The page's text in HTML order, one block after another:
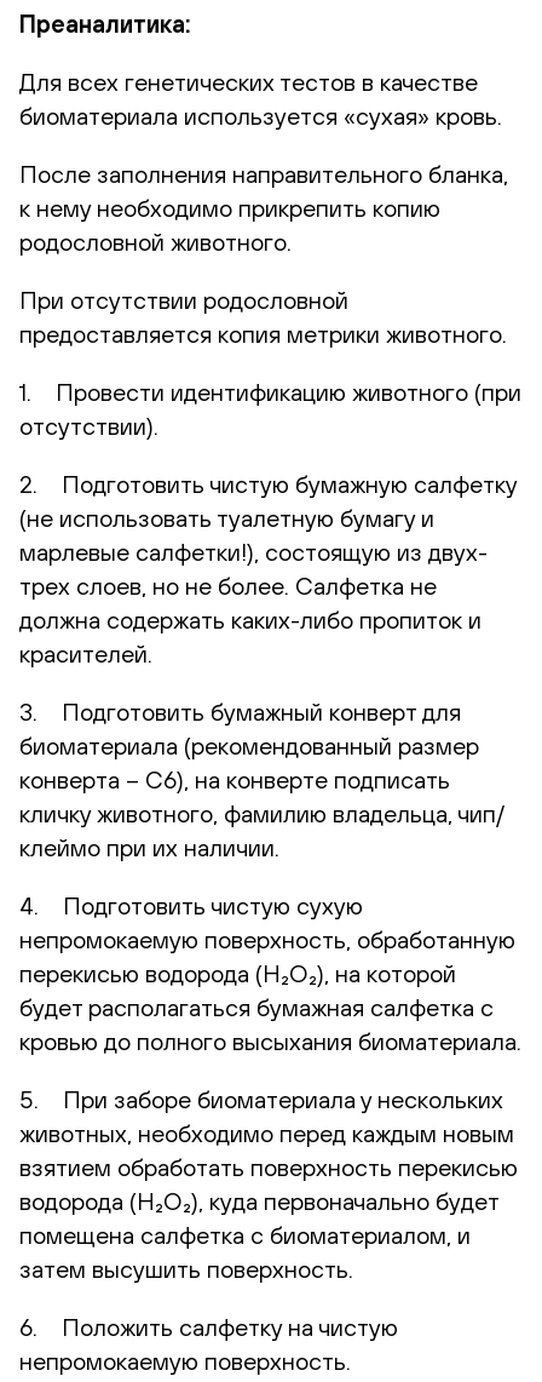
Преаналитика:
Для всех генетических тестов в качестве
биоматериала используется «сухая» кровь.
После заполнения направительного бланка,
к нему необходимо прикрепить копию
родословной животного.
При отсутствии родословной
предоставляется копия метрики животного.
1. Провести идентификацию животного (при
отсутствии).
2. Подготовить чистую бумажную салфетку
(не использовать туалетную бумагу и
марлевые салфетки!), состоящую из двух-
трех слоев, но не более. Салфетка не
должна содержать каких-либо пропиток и
красителей.
3. Подготовить бумажный конверт для
биоматериала (рекомендованный размер
конверта – С6), на конверте подписать
кличку животного, фамилию владельца, чип/
клеймо при их наличии.
4. Подготовить чистую сухую
непромокаемую поверхность, обработанную
перекисью водорода (H₂O₂), на которой
будет располагаться бумажная салфетка с
кровью до полного высыхания биоматериала.
5. При заборе биоматериала у нескольких
животных, необходимо перед каждым новым
взятием обработать поверхность перекисью
водорода (H₂O₂), куда первоначально будет
помещена салфетка с биоматериалом, и
затем высушить поверхность.
6. Положить салфетку на чистую
непромокаемую поверхность.